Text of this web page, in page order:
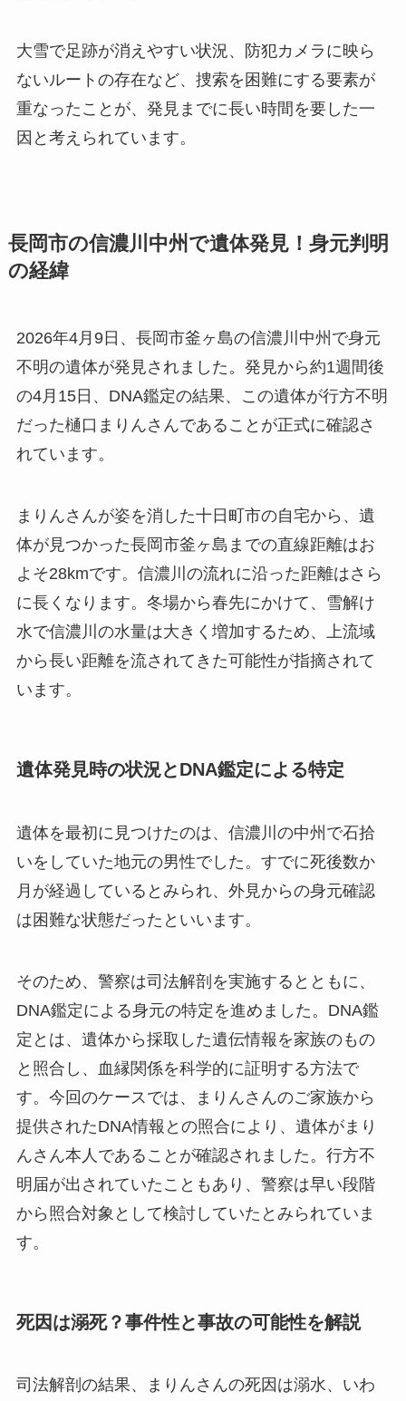
大雪で足跡が消えやすい状況、防犯カメラに映ら
ないルートの存在など、捜索を困難にする要素が
重なったことが、発見までに長い時間を要した一
因と考えられています。
長岡市の信濃川中州で遺体発見！身元判明
の経緯
2026年4月9日、長岡市釜ヶ島の信濃川中州で身元
不明の遺体が発見されました。発見から約1週間後
の4月15日、DNA鑑定の結果、この遺体が行方不明
だった樋口まりんさんであることが正式に確認さ
れています。
まりんさんが姿を消した十日町市の自宅から、遺
体が見つかった長岡市釜ヶ島までの直線距離はお
よそ28kmです。信濃川の流れに沿った距離はさら
に長くなります。冬場から春先にかけて、雪解け
水で信濃川の水量は大きく増加するため、上流域
から長い距離を流されてきた可能性が指摘されて
います。
遺体発見時の状況とDNA鑑定による特定
遺体を最初に見つけたのは、信濃川の中州で石拾
いをしていた地元の男性でした。すでに死後数か
月が経過しているとみられ、外見からの身元確認
は困難な状態だったといいます。
そのため、警察は司法解剖を実施するとともに、
DNA鑑定による身元の特定を進めました。DNA鑑
定とは、遺体から採取した遺伝情報を家族のもの
と照合し、血縁関係を科学的に証明する方法で
す。今回のケースでは、まりんさんのご家族から
提供されたDNA情報との照合により、遺体がまり
んさん本人であることが確認されました。行方不
明届が出されていたこともあり、警察は早い段階
から照合対象として検討していたとみられていま
す。
死因は溺死？事件性と事故の可能性を解説
司法解剖の結果、まりんさんの死因は溺水、いわ